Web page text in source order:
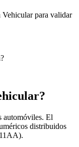
Vehicular para validar
automóviles. El
distribuidos